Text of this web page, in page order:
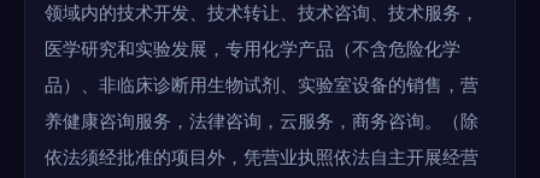
领域内的技术开发、技术转让、技术咨询、技术服务，
医学研究和实验发展，专用化学产品（不含危险化学
品）、非临床诊断用生物试剂、实验室设备的销售，营
养健康咨询服务，法律咨询，云服务，商务咨询。（除
依法须经批准的项目外，凭营业执照依法自主开展经营